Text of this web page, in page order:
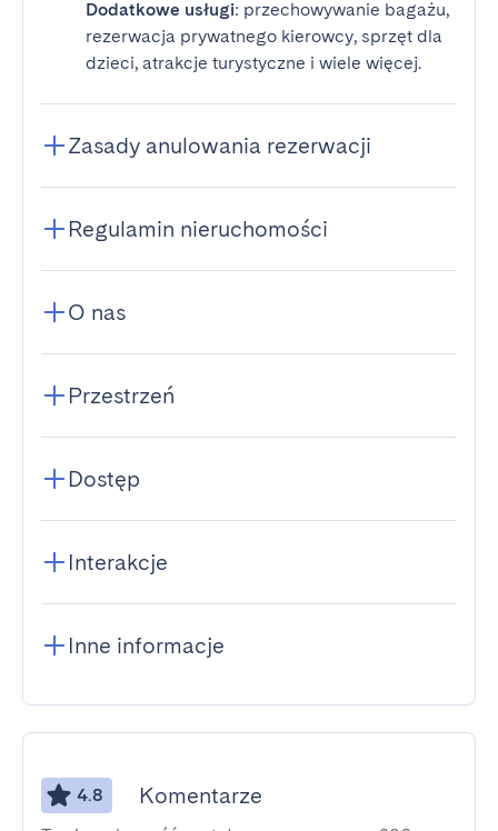
Dodatkowe usługi: przechowywanie bagażu,
rezerwacja prywatnego kierowcy, sprzęt dla
dzieci, atrakcje turystyczne i wiele więcej.
Zasady anulowania rezerwacji
Regulamin nieruchomości
O nas
Przestrzeń
Dostęp
Interakcje
Inne informacje
4.8 Komentarze